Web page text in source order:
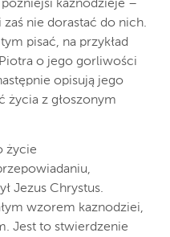
kaznodzieje –
nie dorastać do nich.
pisać, na przykład
o jego gorliwości
opisują jego
życia z głoszonym
życie
Jezus Chrystus.
wzorem kaznodziei,
Jest to stwierdzenie